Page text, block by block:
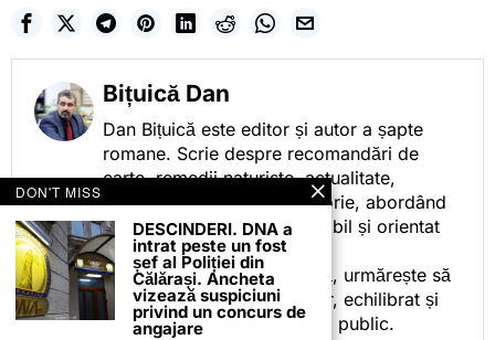
Bițuică Dan
Dan Bițuică este editor și autor a șapte
romane. Scrie despre recomandări de
carte, remedii naturiste, actualitate,
cotidian politic, sport și istorie, abordând
subiectele într-un stil accesibil și orientat
spre informare.
Prin activitatea sa editorială, urmărește să
ofere cititorilor conținut clar, echilibrat și
relevant, adaptat interesului public.
DON'T MISS
DESCINDERI. DNA a
intrat peste un fost
șef al Poliției din
Călărași. Ancheta
vizează suspiciuni
privind un concurs de
angajare